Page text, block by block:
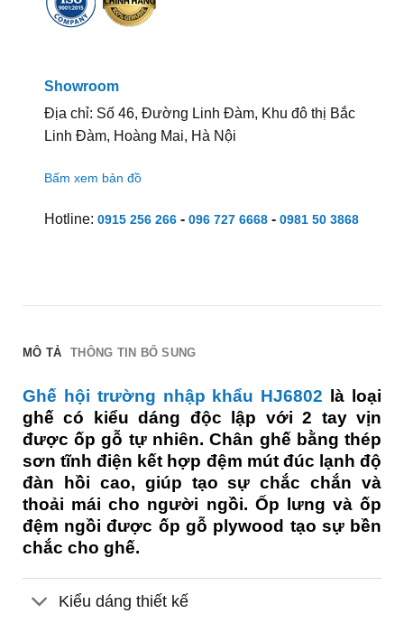
Showroom
Địa chỉ: Số 46, Đường Linh Đàm, Khu đô thị Bắc
Linh Đàm, Hoàng Mai, Hà Nội
Bấm xem bản đồ
Hotline: 0915 256 266- 096 727 6668- 0981 50 3868
MÔ TẢ THÔNG TIN BỔ SUNG
Ghế hội trường nhập khẩu HJ6802 là loại
ghế có kiểu dáng độc lập với 2 tay vịn
được ốp gỗ tự nhiên. Chân ghế bằng thép
sơn tĩnh điện kết hợp đệm mút đúc lạnh độ
đàn hồi cao, giúp tạo sự chắc chắn và
thoải mái cho người ngồi. Ốp lưng và ốp
đệm ngồi được ốp gỗ plywood tạo sự bền
chắc cho ghế.
Kiểu dáng thiết kế